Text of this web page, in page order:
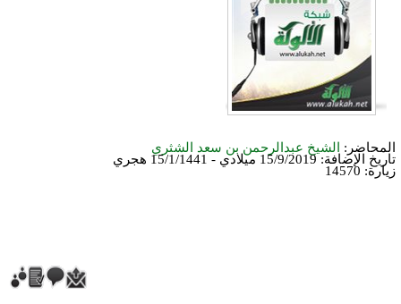
المحاضر:
الشيخ عبدالرحمن بن سعد الشثري
تاريخ الإضافة: 15/9/2019 ميلادي - 15/1/1441 هجري
زيارة: 14570